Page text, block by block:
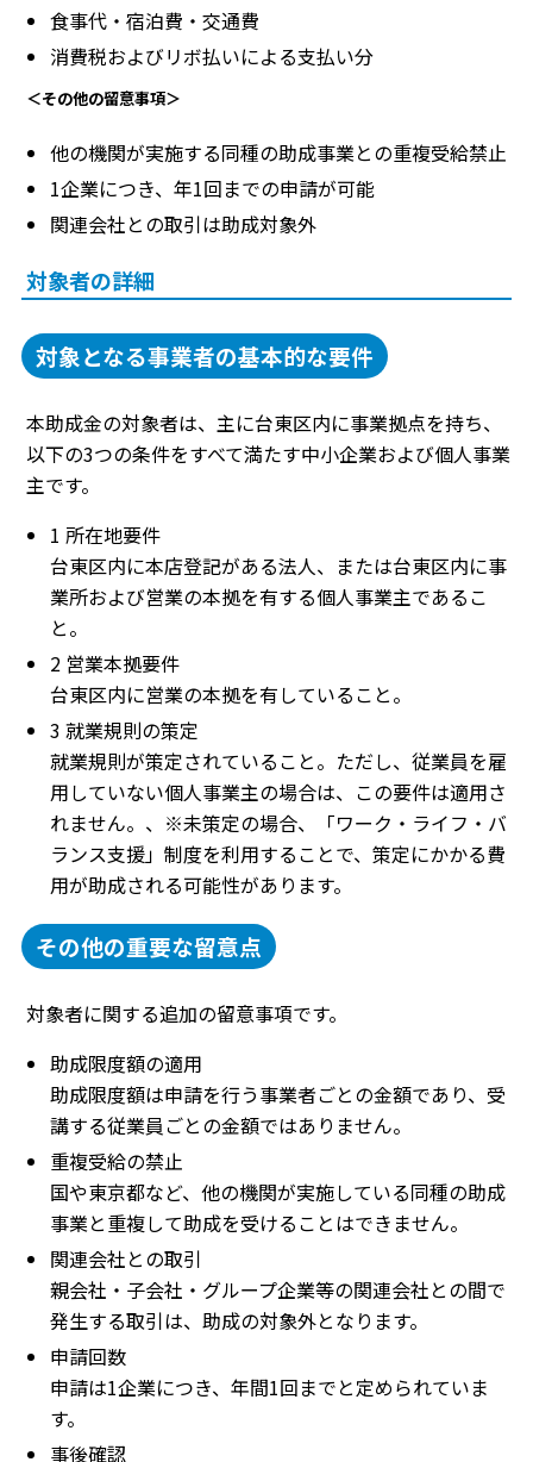
食事代・宿泊費・交通費
消費税およびリボ払いによる支払い分
＜その他の留意事項＞
他の機関が実施する同種の助成事業との重複受給禁止
1企業につき、年1回までの申請が可能
関連会社との取引は助成対象外
対象者の詳細
対象となる事業者の基本的な要件
本助成金の対象者は、主に台東区内に事業拠点を持ち、
以下の3つの条件をすべて満たす中小企業および個人事業
主です。
1 所在地要件
台東区内に本店登記がある法人、または台東区内に事
業所および営業の本拠を有する個人事業主であるこ
と。
2 営業本拠要件
台東区内に営業の本拠を有していること。
3 就業規則の策定
就業規則が策定されていること。ただし、従業員を雇
用していない個人事業主の場合は、この要件は適用さ
れません。、※未策定の場合、「ワーク・ライフ・バ
ランス支援」制度を利用することで、策定にかかる費
用が助成される可能性があります。
その他の重要な留意点
対象者に関する追加の留意事項です。
助成限度額の適用
助成限度額は申請を行う事業者ごとの金額であり、受
講する従業員ごとの金額ではありません。
重複受給の禁止
国や東京都など、他の機関が実施している同種の助成
事業と重複して助成を受けることはできません。
関連会社との取引
親会社・子会社・グループ企業等の関連会社との間で
発生する取引は、助成の対象外となります。
申請回数
申請は1企業につき、年間1回までと定められていま
す。
事後確認